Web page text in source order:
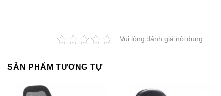
Vui lòng đánh giá nội dung
SẢN PHẨM TƯƠNG TỰ